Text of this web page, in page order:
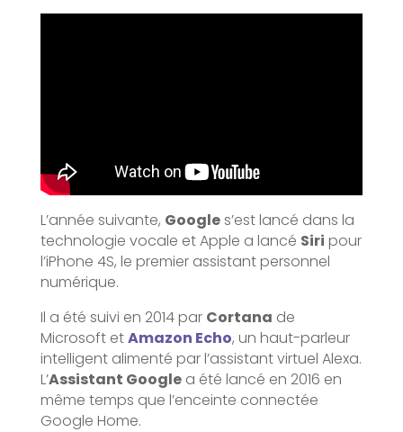
L’année suivante, Googles’est lancé dans la
technologie vocale et Apple a lancé Siri pour
l’iPhone 4S, le premier assistant personnel
numérique.
Il a été suivi en 2014 par Cortana de
Microsoft etAmazon Echo, un haut-parleur
intelligent alimenté par l’assistant virtuel Alexa.
L’Assistant Googlea été lancé en 2016 en
même temps que l’enceinte connectée
Google Home.